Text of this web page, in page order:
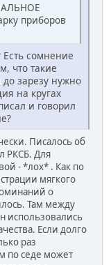
приборов
сомнение
что такие
зарезу нужно
на кругах
и говорил
Писалось об
РКСБ. Для
- *лох* . Как по
мягкого
о
Там между
использовались
Если долго
раз
по седе может